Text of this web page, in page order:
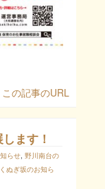
この記事のURL
ます！
らせ, 野川南台の
ぬぎ坂のお知ら